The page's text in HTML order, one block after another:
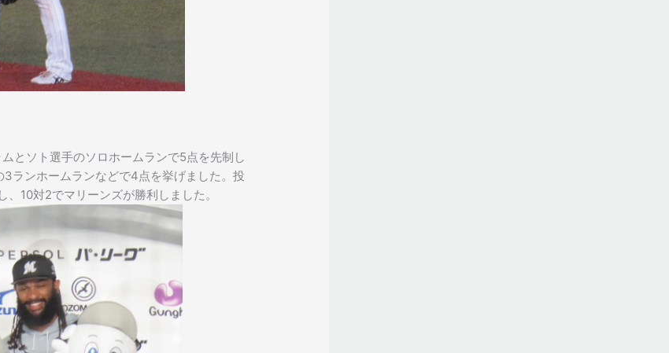
とソト選手のソロホームランで5点を先制し
ランホームランなどで4点を挙げました。投
10対2でマリーンズが勝利しました。